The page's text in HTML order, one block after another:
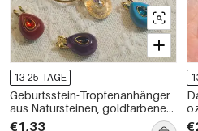
13-25 TAGE
Geburtsstein-Tropfenanhänger
aus Natursteinen, goldfarbenem
Zirkon, Damenanhänger
€1,33